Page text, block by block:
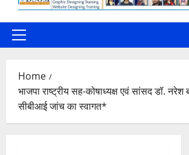
Primary
Home
भाजपा राष्ट्रीय सह-कोषाध्यक्ष एवं सांसद डॉ.
सीबीआई जांच का स्वागत*